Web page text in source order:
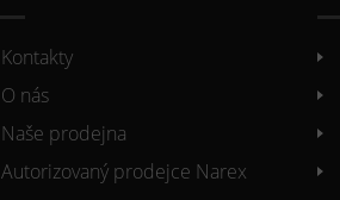
Kontakty
O nás
Naše prodejna
Autorizovaný prodejce Narex